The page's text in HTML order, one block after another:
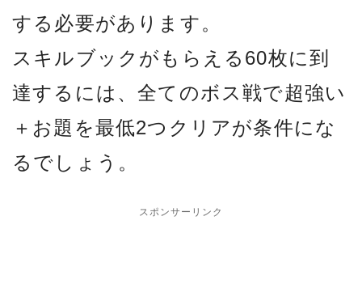
する必要があります。
スキルブックがもらえる60枚に到
達するには、全てのボス戦で超強い
＋お題を最低2つクリアが条件にな
るでしょう。
スポンサーリンク